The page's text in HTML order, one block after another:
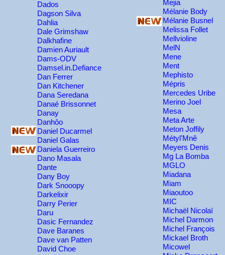
Mejia
Mélanie Body
Mélanie Busnel
Melissa Follet
Mellvioline
MelN
Mene
Ment
Mephisto
Mépris
Mercedes Uribe
Merino Joel
Mesa
Meta Arte
Meton Joffily
Métyl'Mnê
Meyers Denis
Mg La Bomba
MGLO
Miadana
Miam
Miaoutoo
MIC
Michaël Nicolaï
Michel Darmon
Michel François
Mickael Broth
Micowel
Dados
Dagson Silva
Dahlia
Dale Grimshaw
Dalkhafine
Damien Auriault
Dams-ODV
Damsel.in.Defiance
Dan Ferrer
Dan Kitchener
Dana Seredana
Danaé Brissonnet
Danay
Danhôo
Daniel Ducarmel
Daniel Galas
Daniela Guerreiro
Dano Masala
Dante
Dany Boy
Dark Snooopy
Darkelixir
Darry Perier
Daru
Dasic Fernandez
Dave Baranes
Dave van Patten
David Choe